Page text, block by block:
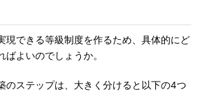
できる等級制度を作るため、具体的にど
よいのでしょうか。
ステップは、大きく分けると以下の4つ